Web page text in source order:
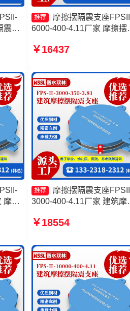
震支
减
推荐
摩擦摆隔震支座
6000-400-4.11厂家 摩擦摆
厂家 建筑摩擦摆建筑隔震
FPSII-10000-400-4.11厂家
￥16437
摩擦
支
推荐
摩擦摆隔震支座
3000-400-4.11厂家 建筑摩
支座生产厂家 摩擦摆减隔
￥18554